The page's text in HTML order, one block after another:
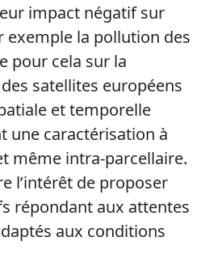
impact négatif sur
exemple la pollution des
pour cela sur la
satellites européens
et temporelle
une caractérisation à
même intra-parcellaire.
l’intérêt de proposer
répondant aux attentes
aux conditions